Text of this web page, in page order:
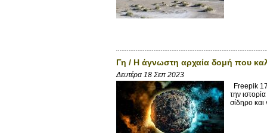
Γη / Η άγνωστη αρχαία δομή που
Δευτέρα 18 Σεπ 2023
Freepik
την
σίδηρο και